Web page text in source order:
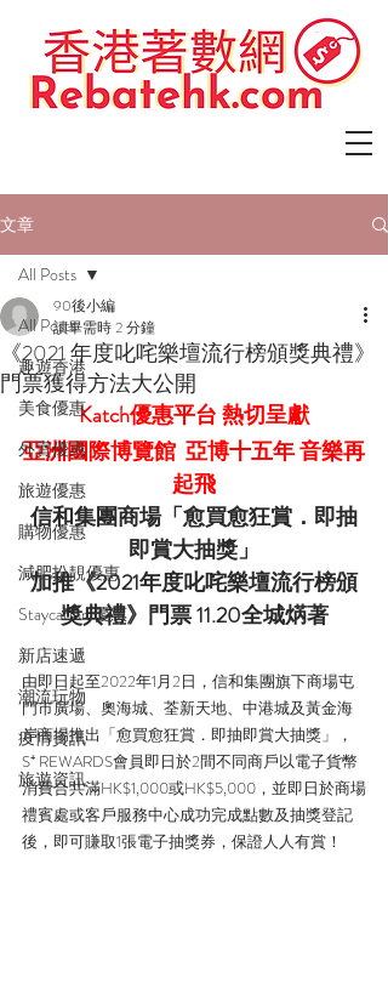
文章
All Posts
趣遊香港
美食優惠
外賣優惠
旅遊優惠
購物優惠
減肥扮靚優惠
Staycation 優惠
新店速遞
潮流玩物
疫情資訊
旅遊資訊
All Posts
《2021 年度叱咤樂壇流行榜頒獎典禮》
門票獲得方法大公開
90後小編
讀畢需時 2 分鐘
Katch優惠平台 熱切呈獻
亞洲國際博覽館  亞博十五年 音樂再
起飛
信和集團商場「愈買愈狂賞．即抽
即賞大抽獎」
加推《2021年度叱咤樂壇流行榜頒
獎典禮》門票 11.20全城焫著
由即日起至2022年1月2日，信和集團旗下商場屯
門市廣場、奧海城、荃新天地、中港城及黃金海
岸商場推出「愈買愈狂賞．即抽即賞大抽獎」，
S⁺ REWARDS會員即日於2間不同商戶以電子貨幣
消費合共滿HK$1,000或HK$5,000，並即日於商場
禮賓處或客戶服務中心成功完成點數及抽獎登記
後，即可賺取1張電子抽獎券，保證人人有賞！